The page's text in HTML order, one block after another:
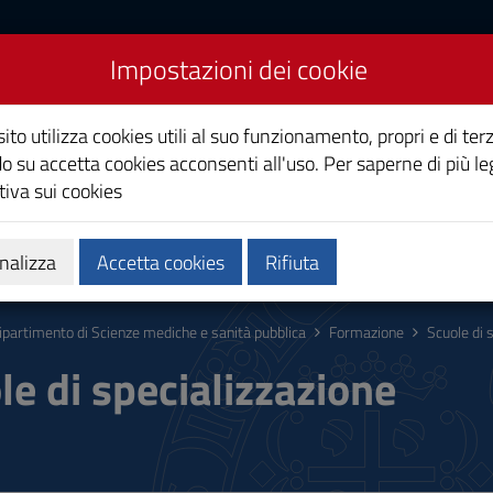
mediche e sanità
Persone
di Scienze mediche e sanità pubblica Formazione Scuole di
di specializzazione
Impostazioni dei cookie
utilizza cookies utili al suo funzionamento, propri e di
su accetta cookies acconsenti all'uso. Per saperne di più
sui cookies
Accetta cookies Rifiuta